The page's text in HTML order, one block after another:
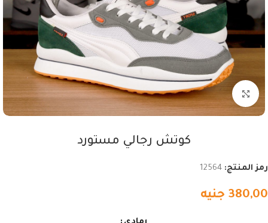
اضغط للتكبير
كوتش رجالي مستورد
رمز المنتج: 12564
380,00 جنيه